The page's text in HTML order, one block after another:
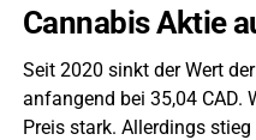
Cannabis Aktie
Seit 2020 sinkt der Wert
anfangend bei 35,04 CAD.
Preis stark. Allerdings